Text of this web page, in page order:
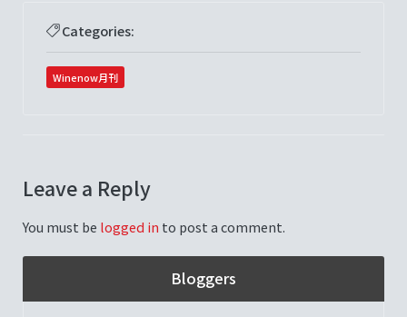
Categories:
Winenow月刊
Leave a Reply
You must be logged in to post a comment.
Bloggers